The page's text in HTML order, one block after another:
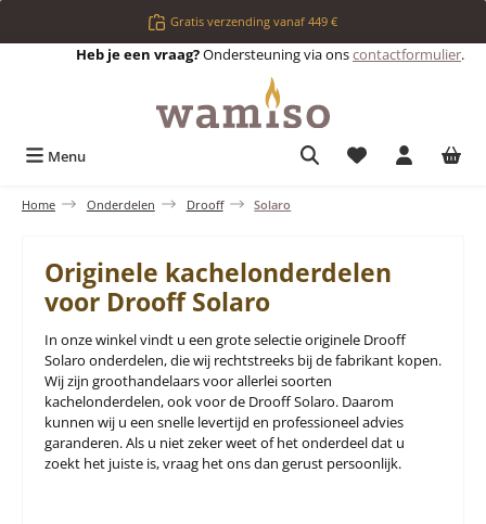
Ga naar de hoofdinhoudGratis verzending vanaf 449 €
Heb je een vraag?Ondersteuning via onscontactformulier.
Menu Je hebt 0 items
Home Onderdelen Drooff Solaro
Originele kachelonderdelen
voor Drooff Solaro
In onze winkel vindt u een grote selectie originele Drooff
Solaro onderdelen, die wij rechtstreeks bij de fabrikant kopen.
Wij zijn groothandelaars voor allerlei soorten
kachelonderdelen, ook voor de Drooff Solaro. Daarom
kunnen wij u een snelle levertijd en professioneel advies
garanderen. Als u niet zeker weet of het onderdeel dat u
zoekt het juiste is, vraag het ons dan gerust persoonlijk.